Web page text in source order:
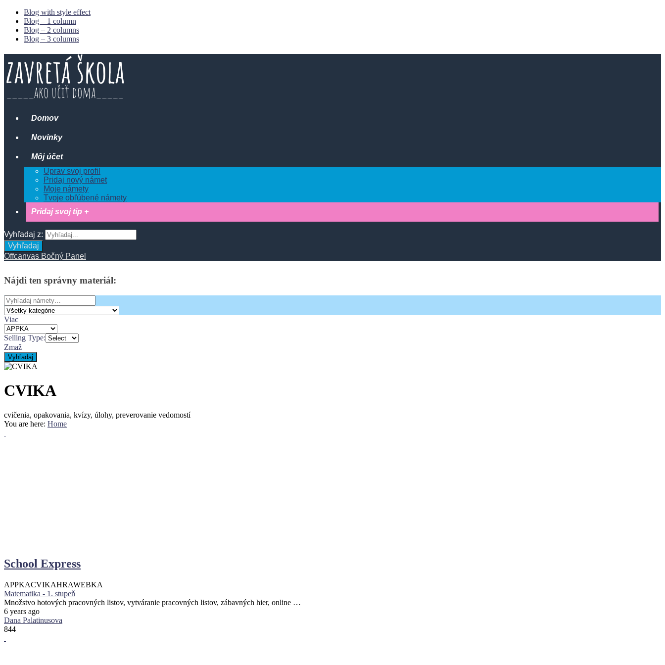
Blog with style effect
Blog – 1 column
Blog – 2 columns
Blog – 3 columns
Domov
Novinky
Môj účet
Uprav svoj profil
Pridaj nový námet
Moje námety
Tvoje obľúbené námety
Pridaj svoj tip +
Vyhľadaj z:
Vyhľadaj
Offcanvas Bočný Panel
Nájdi ten správny materiál:
Search
for:
Viac
Selling Type:
Zmaž
Vyhľadaj
CVIKA
cvičenia, opakovania, kvízy, úlohy, preverovanie vedomostí
You are here: Home
School Express
APPKACVIKAHRAWEBKA
Matematika - 1. stupeň
Množstvo hotových pracovných listov, vytváranie pracovných listov, zábavných hier, online …
6 years ago
Dana Palatinusova
844